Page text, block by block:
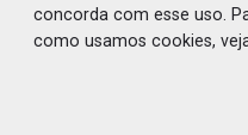
Entre os postulantes sem
deputada federal
concorda com esse uso.
como usamos cookies,